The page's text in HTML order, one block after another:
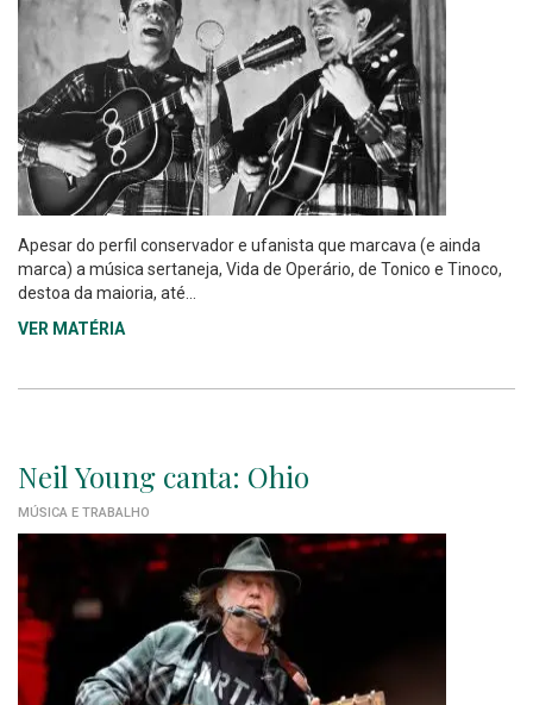
Apesar do perfil conservador e ufanista que marcava (e ainda
marca) a música sertaneja, Vida de Operário, de Tonico e Tinoco,
destoa da maioria, até...
VER MATÉRIA
Neil Young canta: Ohio
MÚSICA E TRABALHO